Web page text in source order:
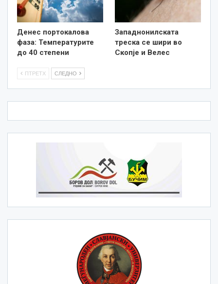
Денес портокалова
фаза: Температурите
до 40 степени
Западнонилската
треска се шири во
Скопје и Велес
ПТРЕТХ СЛЕДНО